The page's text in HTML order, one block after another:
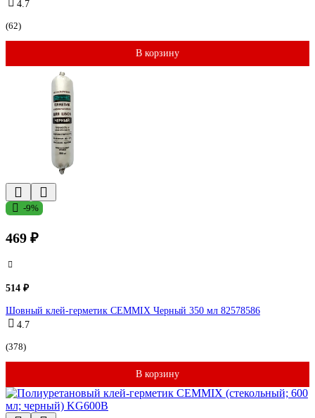
4.7
(62)
В корзину
-9%
469 ₽
514 ₽
Шовный клей-герметик CEMMIX Черный 350 мл 82578586
4.7
(378)
В корзину